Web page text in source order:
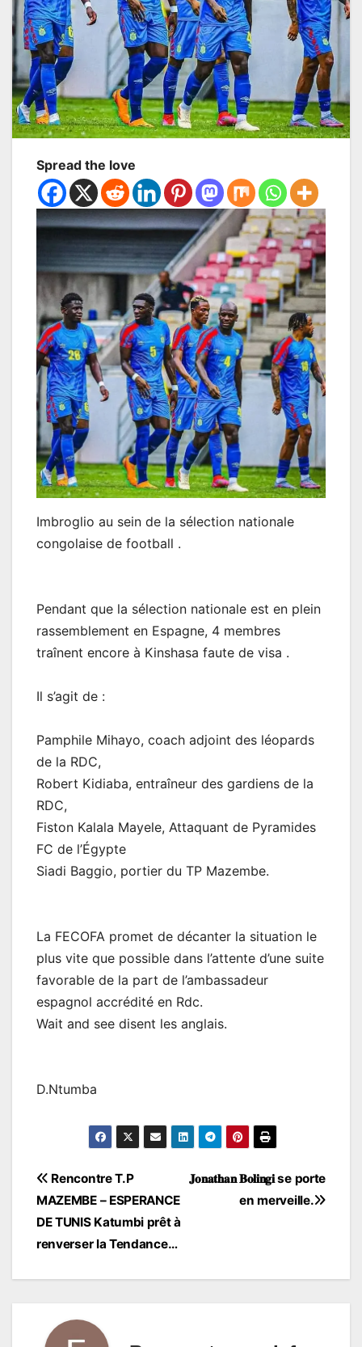
Spread the love
Imbroglio au sein de la sélection nationale
congolaise de football .
Pendant que la sélection nationale est en plein
rassemblement en Espagne, 4 membres
traînent encore à Kinshasa faute de visa .
Il s’agit de :
Pamphile Mihayo, coach adjoint des léopards
de la RDC,
Robert Kidiaba, entraîneur des gardiens de la
RDC,
Fiston Kalala Mayele, Attaquant de Pyramides
FC de l’Égypte
Siadi Baggio, portier du TP Mazembe.
La FECOFA promet de décanter la situation le
plus vite que possible dans l’attente d’une suite
favorable de la part de l’ambassadeur
espagnol accrédité en Rdc.
Wait and see disent les anglais.
D.Ntumba
Navigation
de
l’article
𝐉𝐨𝐧𝐚𝐭𝐡𝐚𝐧 𝐁𝐨𝐥𝐢𝐧𝐠𝐢 se porte
en merveille.
Rencontre T.P
MAZEMBE – ESPERANCE
DE TUNIS Katumbi prêt à
renverser la Tendance…